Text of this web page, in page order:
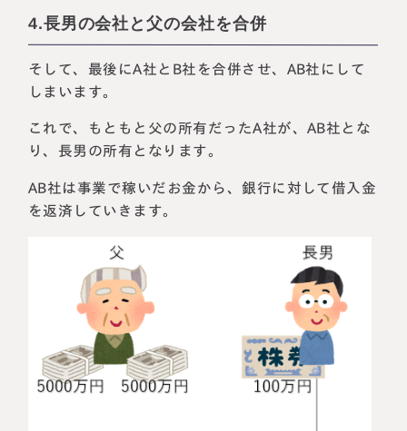
4.長男の会社と父の会社を合併
そして、最後にA社とB社を合併させ、AB社にして
しまいます。
これで、もともと父の所有だったA社が、AB社とな
り、長男の所有となります。
AB社は事業で稼いだお金から、銀行に対して借入金
を返済していきます。